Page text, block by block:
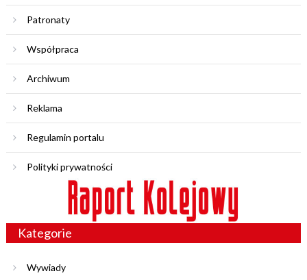
Patronaty
Współpraca
Archiwum
Reklama
Regulamin portalu
Polityki prywatności
Kategorie
Wywiady